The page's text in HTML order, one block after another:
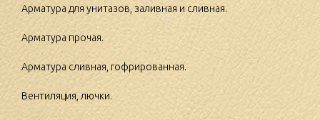
Арматура для унитазов, заливная и сливная.
Арматура прочая.
Арматура сливная, гофрированная.
Вентиляция, лючки.